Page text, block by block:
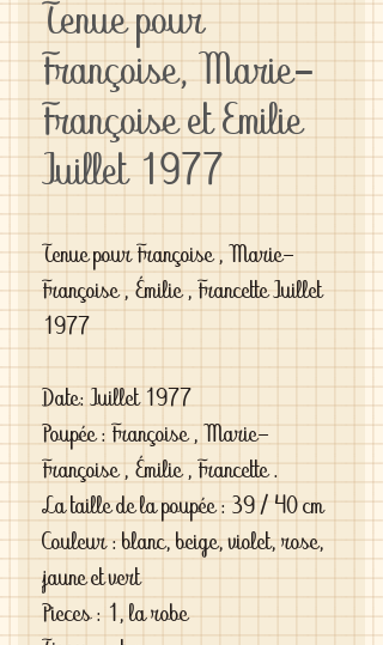
Tenue pour
Françoise, Marie-
Françoise et Emilie
Juillet 1977
Tenue pour Françoise , Marie-
Françoise , Émilie , Francette Juillet
1977
Date: Juillet 1977
Poupée : Françoise , Marie-
Françoise , Émilie , Francette .
La taille de la poupée : 39 / 40 cm
Couleur : blanc, beige, violet, rose,
jaune et vert
Pieces : 1, la robe